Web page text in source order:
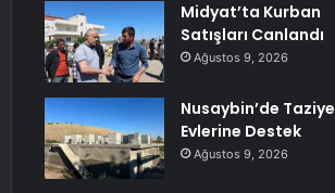
Midyat’ta Kurban
Satışları Canlandı
Ağustos 9, 2026
Nusaybin’de Taziye
Evlerine Destek
Ağustos 9, 2026